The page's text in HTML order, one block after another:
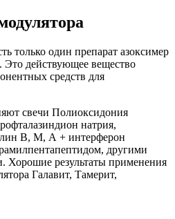
только один препарат азоксимер
действующее вещество
средств для
свечи Полиоксидония
натрия,
В, М, А + интерферон
другими
Хорошие результаты применения
Галавит, Тамерит,